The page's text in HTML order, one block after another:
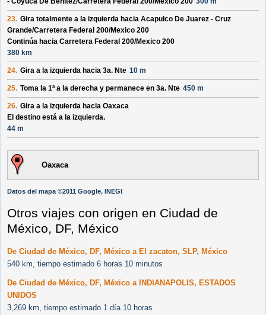
23. Gira totalmente a la izquierda hacia Acapulco De Juarez - Cruz
Grande/Carretera Federal 200/Mexico 200
Continúa hacia Carretera Federal 200/Mexico 200
380 km
24. Gira a la izquierda hacia 3a. Nte 10 m
25. Toma la 1ª a la derecha y permanece en 3a. Nte 450 m
26. Gira a la izquierda hacia Oaxaca
El destino está a la izquierda.
44 m
Oaxaca
Datos del mapa ©2011 Google, INEGI
Otros viajes con origen en Ciudad de
México, DF, México
De Ciudad de México, DF, México a El zacaton, SLP, México
540 km, tiempo estimado 6 horas 10 minutos
De Ciudad de México, DF, México a INDIANAPOLIS, ESTADOS
UNIDOS
3,269 km, tiempo estimado 1 día 10 horas